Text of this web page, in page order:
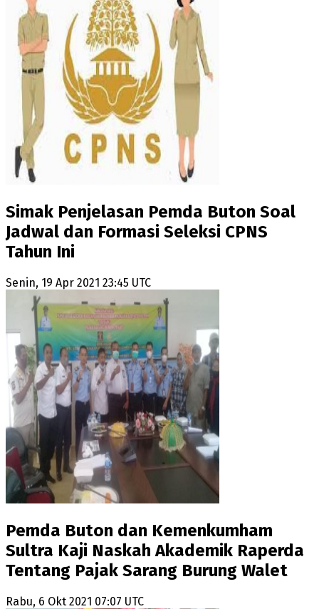
Simak Penjelasan Pemda Buton Soal
Jadwal dan Formasi Seleksi CPNS
Tahun Ini
Senin, 19 Apr 2021 23:45 UTC
Pemda Buton dan Kemenkumham
Sultra Kaji Naskah Akademik Raperda
Tentang Pajak Sarang Burung Walet
Rabu, 6 Okt 2021 07:07 UTC